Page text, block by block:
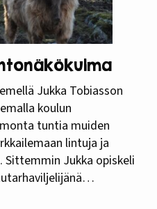
Jukka Tobiasson
koulun
tuntia muiden
lintuja ja
Sittemmin Jukka opiskeli